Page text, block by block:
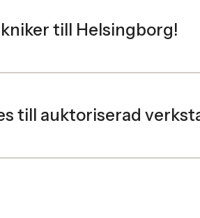
till Helsingborg!
till auktoriserad